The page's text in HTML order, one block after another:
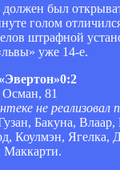
был
голом
штрафной
уже 14-е.
0:2
Осман, 81
не реализовал
Бакуна,
Коулмэн, Ягелка,
Маккарти.